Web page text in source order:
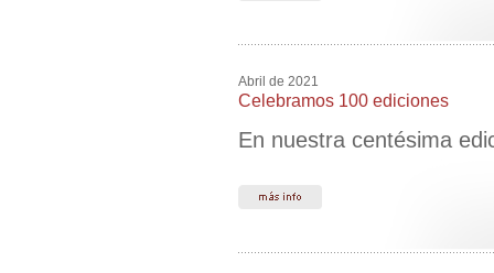
Abril de 2021
Celebramos 100 ediciones
En nuestra centésima